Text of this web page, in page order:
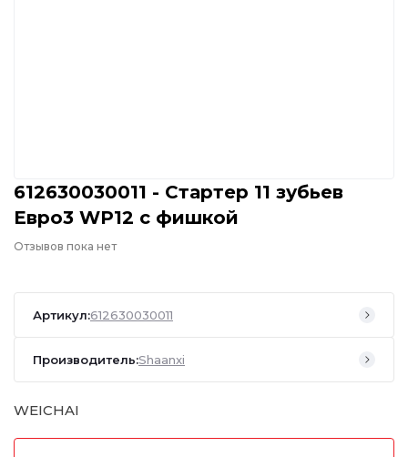
612630030011 - Стартер 11 зубьев
Евро3 WP12 с фишкой
Отзывов пока нет
Артикул:612630030011
Производитель:Shaanxi
WEICHAI